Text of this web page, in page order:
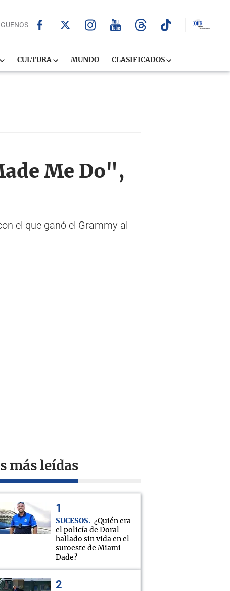
CULTURA MUNDO CLASIFICADOS
Me Do",
el que ganó el Grammy al
más leídas
SUCESOS
¿Quién era
el policía de Doral
hallado sin vida en el
suroeste de Miami-
Dade?